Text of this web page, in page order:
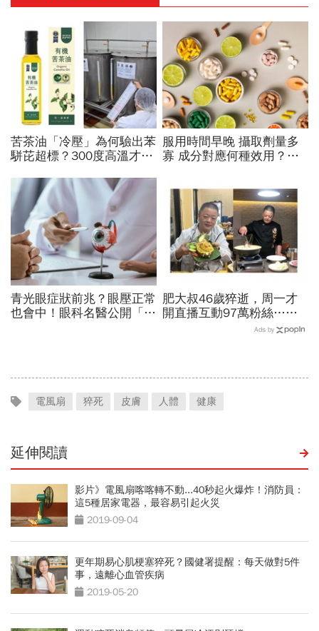
苦茶油「冷壓」為何驗出苯
駢芘超標？300度高溫才大
顏宗海籲這件事
服用時間早晚 攝取劑量多
寡 成分對應何種效用？
吃才對
青光眼症狀前兆？眼壓正常
也會中！眼科名醫公開「護
肥大叔46歲猝逝，周一才
開直播互動97萬粉絲…常
連續工作17小時，死因和
Ads by
電風扇 猝死 皮膚 人體 健康
延伸閱讀
影片》電風扇喀喀轉不動...40秒起火爆炸！消防員：
這5種居家電器，最容易引起火災
2019-09-04
更年期易心肌梗塞猝死？國健署提醒：每天做對5件
事，遠離心血管疾病
2019-05-20